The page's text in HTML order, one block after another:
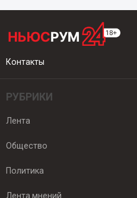
Контакты
РУБРИКИ
Лента
Общество
Политика
Лента мнений